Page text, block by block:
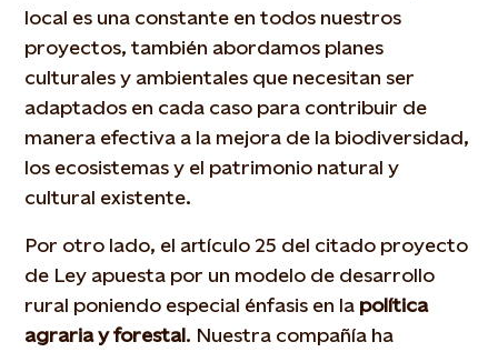
local es una constante en todos nuestros
proyectos, también abordamos planes
culturales y ambientales que necesitan ser
adaptados en cada caso para contribuir de
manera efectiva a la mejora de la biodiversidad,
los ecosistemas y el patrimonio natural y
cultural existente.
Por otro lado, el artículo 25 del citado proyecto
de Ley apuesta por un modelo de desarrollo
rural poniendo especial énfasis en la política
agraria y forestal. Nuestra compañía ha